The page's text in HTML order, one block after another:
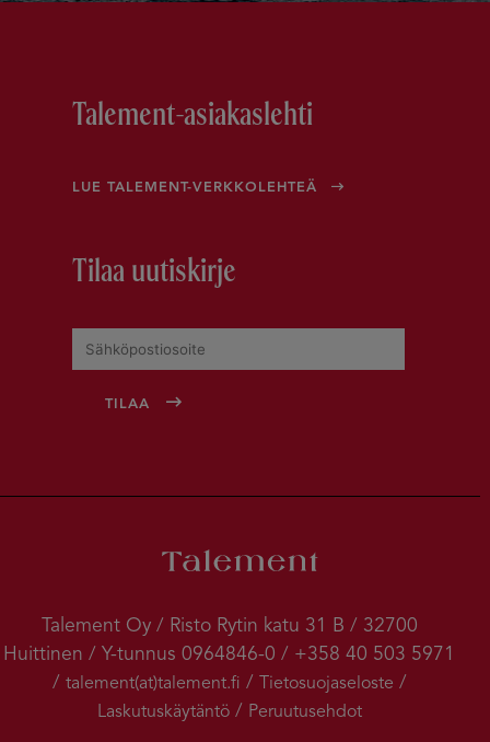
Talement-asiakaslehti
LUE TALEMENT-VERKKOLEHTEÄ
Tilaa uutiskirje
Talement Oy / Risto Rytin katu 31 B / 32700
Huittinen / Y-tunnus 0964846-0 / +358 40 503 5971
/ talement(at)talement.fi / Tietosuojaseloste /
Laskutuskäytäntö/ Peruutusehdot